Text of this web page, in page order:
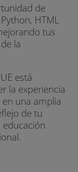
de
HTML
tus
la
está
la experiencia
una amplia
de tu